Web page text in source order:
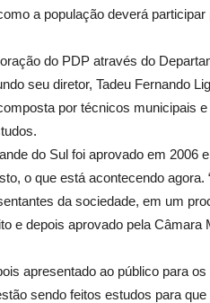
a população deverá participar
do PDP através do
seu diretor, Tadeu Fernando
por técnicos municipais
do Sul foi aprovado em 2006
o que está acontecendo agora.
da sociedade, em um
e depois aprovado pela Câmara
apresentado ao público para os
sendo feitos estudos para